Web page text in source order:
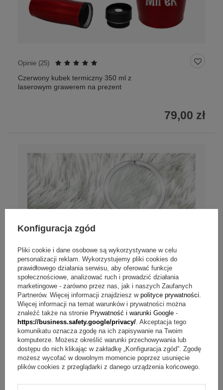
Opinie (25)
Czerwony kubek termiczny 350 ml z
laserowym grawerem na prezent
79,00 zł
Opinie ( 11)
Czerwony brelok serce do kluczy z
Konfiguracja zgód
Pliki cookie i dane osobowe są wykorzystywane w celu
personalizacji reklam. Wykorzystujemy pliki cookies do
prawidłowego działania serwisu, aby oferować funkcje
społecznościowe, analizować ruch i prowadzić działania
marketingowe - zarówno przez nas, jak i naszych Zaufanych
Partnerów. Więcej informacji znajdziesz w polityce prywatności.
Więcej informacji na temat warunków i prywatności można
znaleźć także na stronie Prywatność i warunki Google -
https://business.safety.google/privacy/. Akceptacja tego
komunikatu oznacza zgodę na ich zapisywanie na Twoim
komputerze. Możesz określić warunki przechowywania lub
dostępu do nich klikając w zakładkę „Konfiguracja zgód”. Zgodę
możesz wycofać w dowolnym momencie poprzez usunięcie
plików cookies z przeglądarki z danego urządzenia końcowego.